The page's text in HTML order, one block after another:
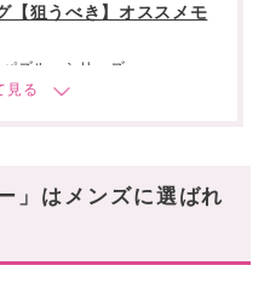
【狙うべき】オススメモ
ズル」シリーズ
リー」シリーズ
で・・・
」はメンズに選ばれ